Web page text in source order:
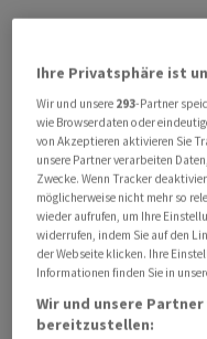
Punkten
Dreh über die runde
geschafft.
liegenden 100-Tage-
eine recht stabile
jüngsten Korrektur
Dabei hilft, dass am
technologielastige
Rekordhöhen
Ihre Privatsphäre ist
Wir und unsere 293-Partner
wie Browserdaten oder
von Akzeptieren aktivieren Sie
unsere Partner verarbeiten
Zwecke. Wenn Tracker
möglicherweise nicht mehr so
wieder aufrufen, um Ihre
widerrufen, indem Sie auf den
der Webseite klicken. Ihre
Informationen finden Sie in
Wir und unsere
bereitzustellen: